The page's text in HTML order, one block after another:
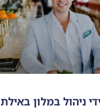
ניהול במלון באילת